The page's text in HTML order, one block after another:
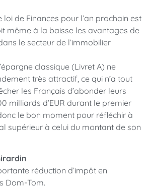
loi de Finances pour l’an prochain est
même à la baisse les avantages de
le secteur de l’immobilier
classique (Livret A) ne
très attractif, ce qui n’a tout
les Français d’abonder leurs
milliards d’EUR durant le premier
le bon moment pour réfléchir à
supérieur à celui du montant de son
réduction d’impôt en
Dom-Tom.